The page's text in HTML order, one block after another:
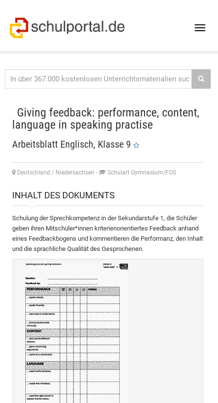
Toggle
Giving feedback: performance, content,
language in speaking practise
Arbeitsblatt Englisch, Klasse 9
Deutschland / Niedersachsen - Schulart Gymnasium/FOS
INHALT DES DOKUMENTS
Schulung der Sprechkompetenz in der Sekundarstufe 1, die Schüler
geben ihren Mitschüler*innen kriterienorientiertes Feedback anhand
eines Feedbackbogens und kommentieren die Performanz, den Inhalt
und die sprachliche Qualität des Gesprochenen.